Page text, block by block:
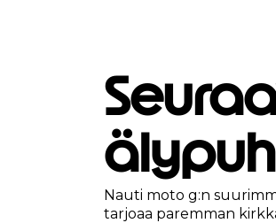
Nauti moto g:n
tarjoaa paremman